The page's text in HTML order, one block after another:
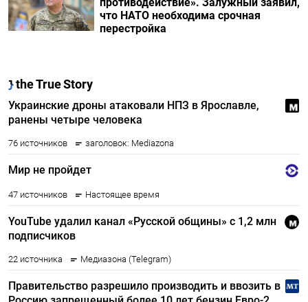
что НАТО необходима срочная
перестройка